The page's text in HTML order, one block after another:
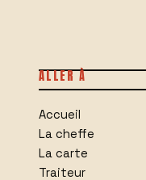
ALLER À
Accueil
La cheffe
La carte
Traiteur